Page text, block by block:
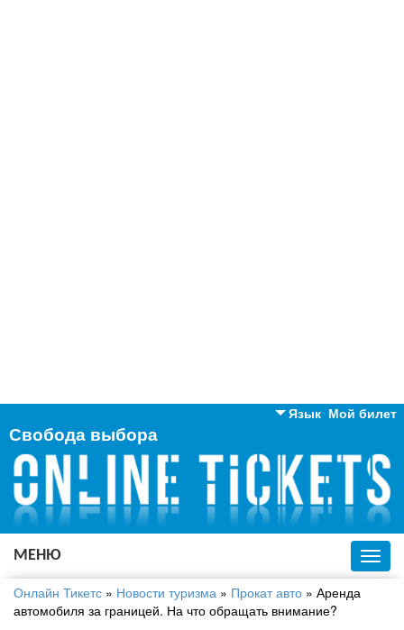
Мой билет
Язык
Английский
Русский
Украинский
Свобода выбора
МЕНЮ
Онлайн Тикетс » Новости туризма » Прокат авто » Аренда
автомобиля за границей. На что обращать внимание?